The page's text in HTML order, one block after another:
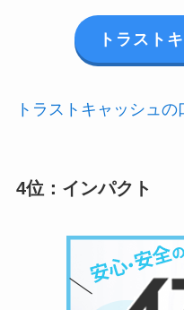
トラスト
トラストキャッシュ
4位：インパクト